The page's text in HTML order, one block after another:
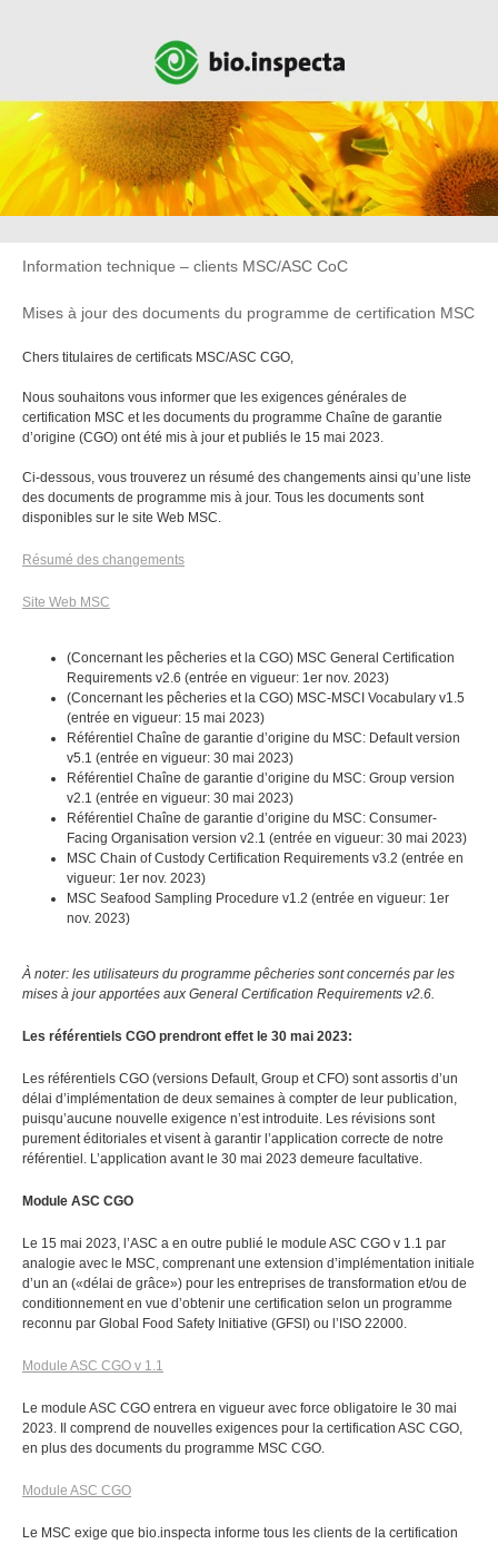
Information technique – clients MSC/ASC CoC
Mises à jour des documents du programme de certification MSC
Chers titulaires de certificats MSC/ASC CGO,
Nous souhaitons vous informer que les exigences générales de
certification MSC et les documents du programme Chaîne de garantie
d’origine (CGO) ont été mis à jour et publiés le 15 mai 2023.
Ci-dessous, vous trouverez un résumé des changements ainsi qu’une liste
des documents de programme mis à jour. Tous les documents sont
disponibles sur le site Web MSC.
Résumé des changements
Site Web MSC
(Concernant les pêcheries et la CGO) MSC General Certification
Requirements v2.6 (entrée en vigueur: 1er nov. 2023)
(Concernant les pêcheries et la CGO) MSC-MSCI Vocabulary v1.5
(entrée en vigueur: 15 mai 2023)
Référentiel Chaîne de garantie d’origine du MSC: Default version
v5.1 (entrée en vigueur: 30 mai 2023)
Référentiel Chaîne de garantie d’origine du MSC: Group version
v2.1 (entrée en vigueur: 30 mai 2023)
Référentiel Chaîne de garantie d’origine du MSC: Consumer-
Facing Organisation version v2.1 (entrée en vigueur: 30 mai 2023)
MSC Chain of Custody Certification Requirements v3.2 (entrée en
vigueur: 1er nov. 2023)
MSC Seafood Sampling Procedure v1.2 (entrée en vigueur: 1er
nov. 2023)
À noter: les utilisateurs du programme pêcheries sont concernés par les
mises à jour apportées aux General Certification Requirements v2.6.
Les référentiels CGO prendront effet le 30 mai 2023:
Les référentiels CGO (versions Default, Group et CFO) sont assortis d’un
délai d’implémentation de deux semaines à compter de leur publication,
puisqu’aucune nouvelle exigence n’est introduite. Les révisions sont
purement éditoriales et visent à garantir l’application correcte de notre
référentiel. L’application avant le 30 mai 2023 demeure facultative.
Module ASC CGO
Le 15 mai 2023, l’ASC a en outre publié le module ASC CGO v 1.1 par
analogie avec le MSC, comprenant une extension d’implémentation initiale
d’un an («délai de grâce») pour les entreprises de transformation et/ou de
conditionnement en vue d’obtenir une certification selon un programme
reconnu par Global Food Safety Initiative (GFSI) ou l’ISO 22000.
Module ASC CGO v 1.1
Le module ASC CGO entrera en vigueur avec force obligatoire le 30 mai
2023. Il comprend de nouvelles exigences pour la certification ASC CGO,
en plus des documents du programme MSC CGO.
Module ASC CGO
Le MSC exige que bio.inspecta informe tous les clients de la certification